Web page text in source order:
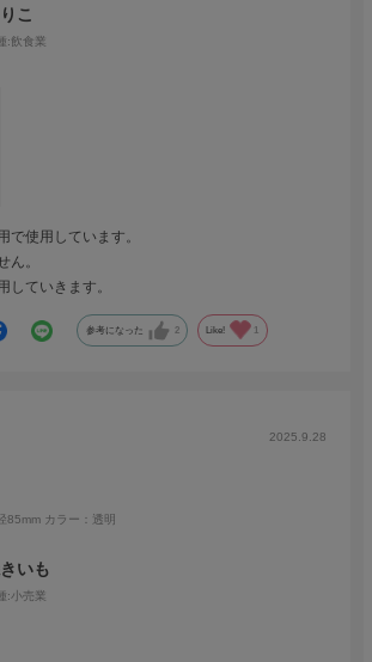
こ
:飲食業
で使用しています。
ん。
していきます。
参考になった 2 Like! 1
2025.9.28
85mm カラー：透明
いも
:小売業